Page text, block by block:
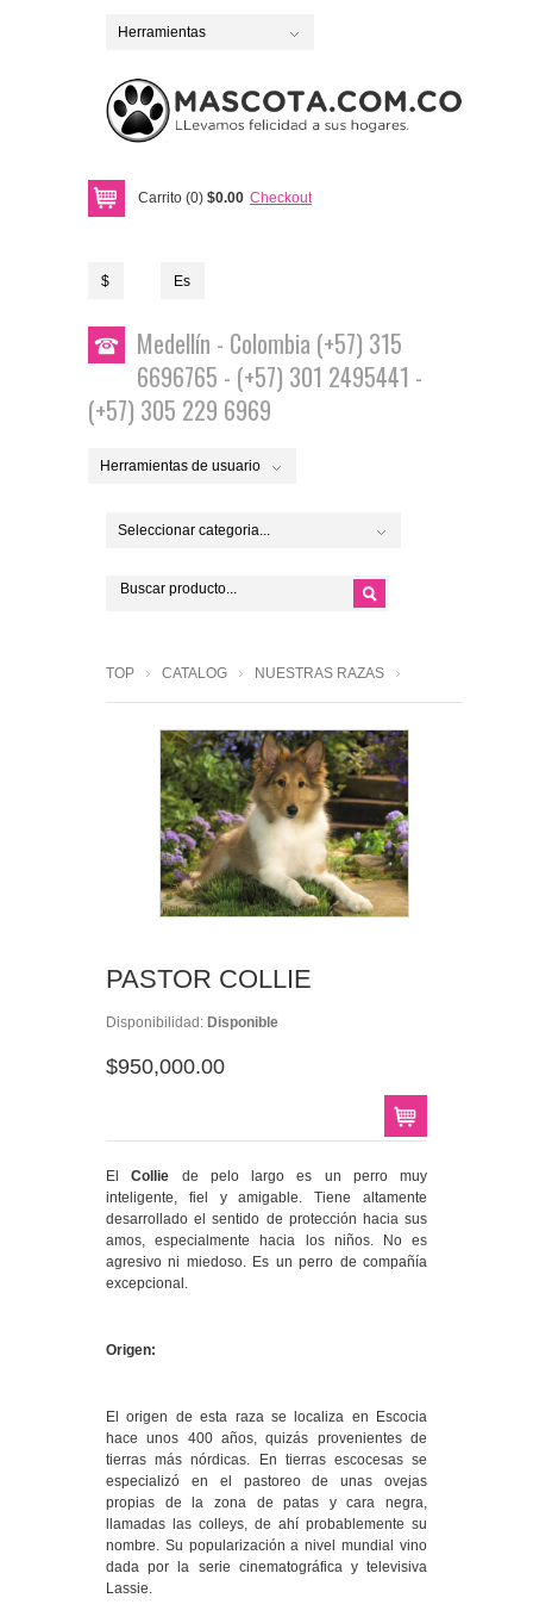
Herramientas
Carrito (0) $0.00 Checkout
$ Es
Medellín - Colombia (+57) 315
6696765 - (+57) 301 2495441 -
(+57) 305 229 6969
Herramientas de usuario
Seleccionar categoria...
TOP CATALOG NUESTRAS RAZAS
PASTOR COLLIE
Disponibilidad: Disponible
$950,000.00
ElCollie de pelo largo es un perro muy
inteligente, fiel y amigable. Tiene altamente
desarrollado el sentido de protección hacia sus
amos, especialmente hacia los niños. No es
agresivo ni miedoso. Es un perro de compañía
excepcional.
Origen:
El origen de esta raza se localiza en Escocia
hace unos 400 años, quizás provenientes de
tierras más nórdicas. En tierras escocesas se
especializó en el pastoreo de unas ovejas
propias de la zona de patas y cara negra,
llamadas las colleys, de ahí probablemente su
nombre. Su popularización a nivel mundial vino
dada por la serie cinematográfica y televisiva
Lassie.